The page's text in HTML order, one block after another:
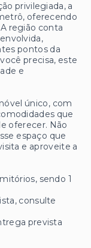
privilegiada, a
oferecendo
região conta
pontos da
precisa, este
e
único, com
que
oferecer. Não
espaço que
e aproveite a
sendo 1
consulte
prevista